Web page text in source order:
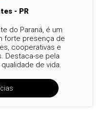
- PR
do Paraná, é um
forte presença de
cooperativas e
Destaca-se pela
de vida.